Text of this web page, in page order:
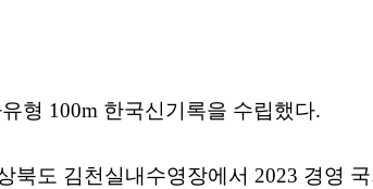
형 100m 한국신기록을 수립했다.
북도 김천실내수영장에서2023 경영